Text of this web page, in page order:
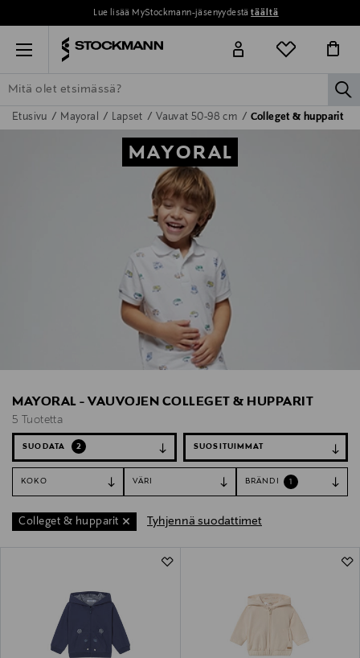
Lue lisää MyStockmann-jäsenyydestätäältä
Menu
ETSI KAIKKI NAISET MIEHET LAPSET KOTI
Etusivu Mayoral Lapset Vauvat 50-98 cm Colleget & hupparit
MAYORAL
MAYORAL - VAUVOJEN COLLEGET & HUPPARIT
5 Tuotetta
SUODATA 2
KOKO VÄRI BRÄNDI 1
Colleget & hupparit Tyhjennä suodattimet